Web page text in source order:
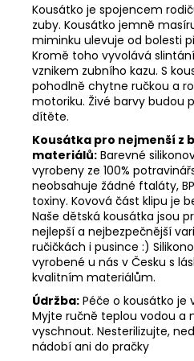
Kousátko je spojencem
zuby. Kousátko jemně
miminku ulevuje od bolesti
Kromě toho vyvolává
vznikem zubního kazu. S
pohodlně chytne ručkou a
motoriku. Živé barvy budou
dítěte.
Kousátka pro nejmenší z
materiálů: Barevné
vyrobeny ze 100%
neobsahuje žádné ftaláty,
toxiny. Kovová část klipu je
Naše dětská kousátka jsou
nejlepší a nejbezpečnější
ručičkách i pusince :)
vyrobené u nás v Česku s
kvalitním materiálům.
Údržba: Péče o kousátko je
Myjte ručně teplou vodou a
vyschnout. Nesterilizujte,
nádobí ani do pračky